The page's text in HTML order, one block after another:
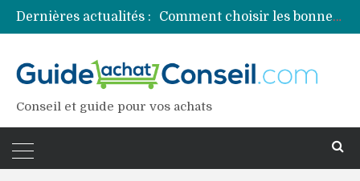
Dernières actualités :
Comment choisir les bonnes couleurs pour un projet tie and dye ?
Comment préparer sa piscine pour une période prolongée d’inutilisation ?
Conseil et guide pour vos achats